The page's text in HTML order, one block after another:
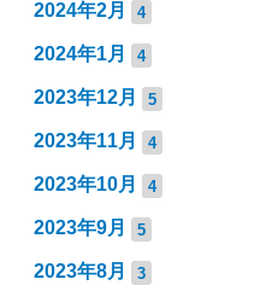
2024年2月 4
2024年1月 4
2023年12月 5
2023年11月 4
2023年10月 4
2023年9月 5
2023年8月 3